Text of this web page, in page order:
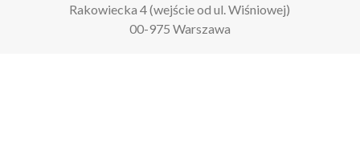
Rakowiecka 4 (wejście od ul. Wiśniowej)
00-975 Warszawa